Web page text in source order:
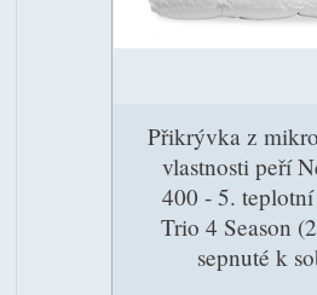
Přikrývka z
vlastnosti peří
400 - 5. teplotní
Trio 4 Season
sepnuté k